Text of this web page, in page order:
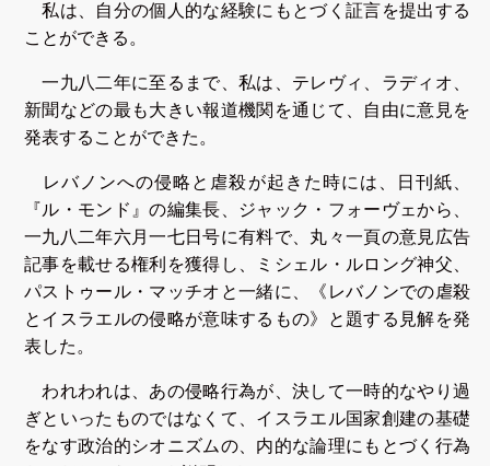
私は、自分の個人的な経験にもとづく証言を提出する
ことができる。
一九八二年に至るまで、私は、テレヴィ、ラディオ、
新聞などの最も大きい報道機関を通じて、自由に意見を
発表することができた。
レバノンへの侵略と虐殺が起きた時には、日刊紙、
『ル・モンド』の編集長、ジャック・フォーヴェから、
一九八二年六月一七日号に有料で、丸々一頁の意見広告
記事を載せる権利を獲得し、ミシェル・ルロング神父、
パストゥール・マッチオと一緒に、《レバノンでの虐殺
とイスラエルの侵略が意味するもの》と題する見解を発
表した。
われわれは、あの侵略行為が、決して一時的なやり過
ぎといったものではなくて、イスラエル国家創建の基礎
をなす政治的シオニズムの、内的な論理にもとづく行為